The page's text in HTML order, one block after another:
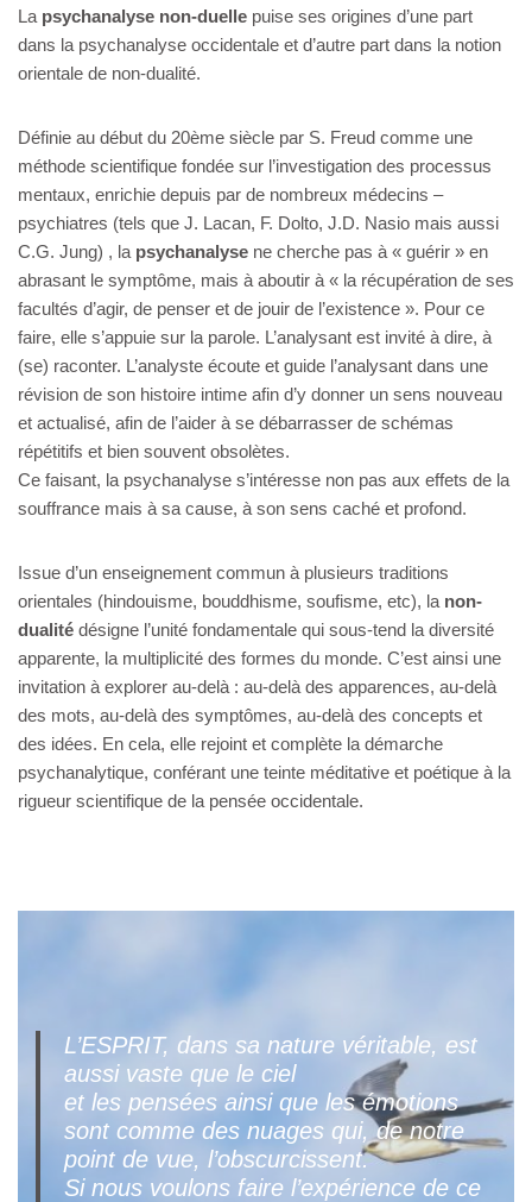
La psychanalyse non-duelle puise ses origines d’une part
dans la psychanalyse occidentale et d’autre part dans la notion
orientale de non-dualité.
Définie au début du 20ème siècle par S. Freud comme une
méthode scientifique fondée sur l’investigation des processus
mentaux, enrichie depuis par de nombreux médecins –
psychiatres (tels que J. Lacan, F. Dolto, J.D. Nasio mais aussi
C.G. Jung) , la psychanalyse ne cherche pas à « guérir » en
abrasant le symptôme, mais à aboutir à « la récupération de ses
facultés d’agir, de penser et de jouir de l’existence ». Pour ce
faire, elle s’appuie sur la parole. L’analysant est invité à dire, à
(se) raconter. L’analyste écoute et guide l’analysant dans une
révision de son histoire intime afin d’y donner un sens nouveau
et actualisé, afin de l’aider à se débarrasser de schémas
répétitifs et bien souvent obsolètes.
Ce faisant, la psychanalyse s’intéresse non pas aux effets de la
souffrance mais à sa cause, à son sens caché et profond.
Issue d’un enseignement commun à plusieurs traditions
orientales (hindouisme, bouddhisme, soufisme, etc), la non-
dualité désigne l’unité fondamentale qui sous-tend la diversité
apparente, la multiplicité des formes du monde. C’est ainsi une
invitation à explorer au-delà : au-delà des apparences, au-delà
des mots, au-delà des symptômes, au-delà des concepts et
des idées. En cela, elle rejoint et complète la démarche
psychanalytique, conférant une teinte méditative et poétique à la
rigueur scientifique de la pensée occidentale.
L’ESPRIT, dans sa nature véritable, est
aussi vaste que le ciel
et les pensées ainsi que les émotions
sont comme des nuages qui, de notre
point de vue, l’obscurcissent.
Si nous voulons faire l’expérience de ce